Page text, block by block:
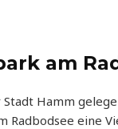
am
Hamm
Radbodsee eine